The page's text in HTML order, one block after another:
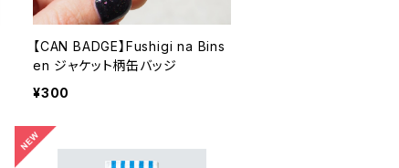
【CAN BADGE】Fushigi na Bins
en ジャケット柄缶バッジ
¥300